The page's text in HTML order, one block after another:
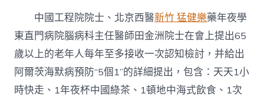
發
布〉
中
中國工程院院士、北京西醫新竹 猛健樂藥年夜學
東直門病院腦病科主任醫師田金洲院士在會上提出65
歲以上的老年人每年至多接收一次認知檢討，并給出
阿爾茨海默病預防“5個1”的詳細提出，包含：天天1小
時快走、1年夜杯中國綠茶、1頓地中海式飲食、1次